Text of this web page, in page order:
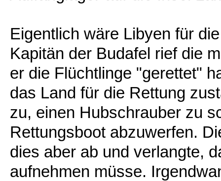
Eigentlich wäre Libyen für
Kapitän der Budafel rief die
er die Flüchtlinge "gerettet"
das Land für die Rettung
zu, einen Hubschrauber zu
Rettungsboot abzuwerfen.
dies aber ab und verlangte,
aufnehmen müsse.